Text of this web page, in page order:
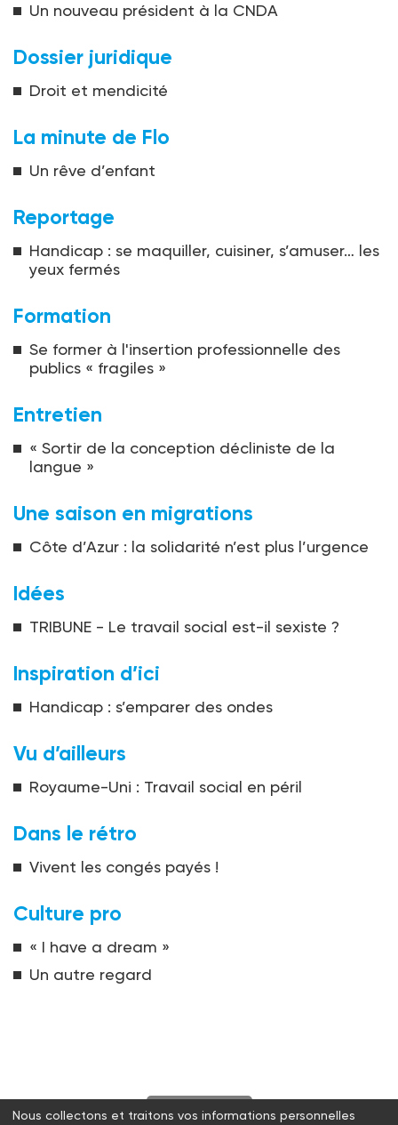
Un nouveau président à la CNDA
Dossier juridique
Droit et mendicité
La minute de Flo
Un rêve d’enfant
Reportage
Handicap : se maquiller, cuisiner, s’amuser… les
yeux fermés
Formation
Se former à l'insertion professionnelle des
publics « fragiles »
Entretien
« Sortir de la conception décliniste de la
langue »
Une saison en migrations
Côte d’Azur : la solidarité n’est plus l’urgence
Idées
TRIBUNE - Le travail social est-il sexiste ?
Inspiration d’ici
Handicap : s’emparer des ondes
Vu d’ailleurs
Royaume-Uni : Travail social en péril
Dans le rétro
Vivent les congés payés !
Culture pro
« I have a dream »
Un autre regard
S'abonner
Nous collectons et traitons vos informations personnelles